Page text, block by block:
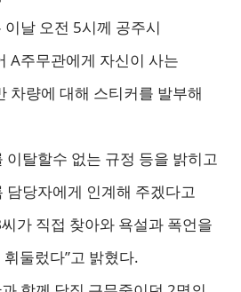
날 오전 5시께 공주시
A주무관에게 자신이 사는
차량에 대해 스티커를 발부해
이탈할수 없는 규정 등을 밝히고
담당자에게 인계해 주겠다고
가 직접 찾아와 욕설과 폭언을
둘렀다”고 밝혔다.